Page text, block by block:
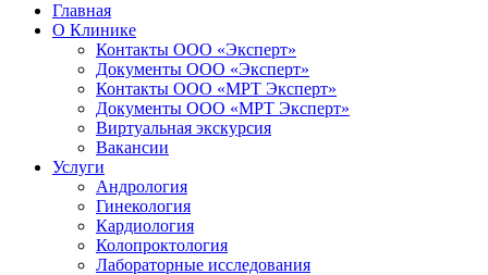
Главная
О Клинике
Контакты ООО «Эксперт»
Документы ООО «Эксперт»
Контакты ООО «МРТ Эксперт»
Документы ООО «МРТ Эксперт»
Виртуальная экскурсия
Вакансии
Услуги
Андрология
Гинекология
Кардиология
Колопроктология
Лабораторные исследования